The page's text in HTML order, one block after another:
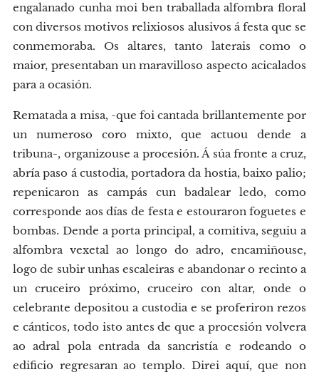
engalanado cunha moi ben traballada alfombra floral
con diversos motivos relixiosos alusivos á festa que se
conmemoraba. Os altares, tanto laterais como o
maior, presentaban un maravilloso aspecto acicalados
para a ocasión.
Rematada a misa, -que foi cantada brillantemente por
un numeroso coro mixto, que actuou dende a
tribuna-, organizouse a procesión. Á súa fronte a cruz,
abría paso á custodia, portadora da hostia, baixo palio;
repenicaron as campás cun badalear ledo, como
corresponde aos días de festa e estouraron foguetes e
bombas. Dende a porta principal, a comitiva, seguiu a
alfombra vexetal ao longo do adro, encamiñouse,
logo de subir unhas escaleiras e abandonar o recinto a
un cruceiro próximo, cruceiro con altar, onde o
celebrante depositou a custodia e se proferiron rezos
e cánticos, todo isto antes de que a procesión volvera
ao adral pola entrada da sancristía e rodeando o
edificio regresaran ao templo. Direi aquí, que non